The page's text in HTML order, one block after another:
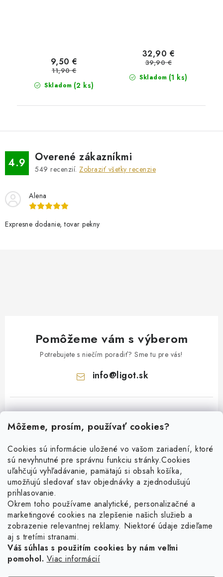
Môžeme, prosím, používať cookies?
Cookies sú informácie uložené vo vašom zariadení, ktoré
sú nevyhnutné pre správnu funkciu stránky.Cookies
uľahčujú vyhľadávanie, pamätajú si obsah košíka,
umožňujú sledovať stav objednávky a zjednodušujú
prihlasovanie.
Okrem toho používame analytické, personalizačné a
marketingové cookies na zlepšenie našich služieb a
zobrazenie relevantnej reklamy. Niektoré údaje zdieľame
aj s tretími stranami.
Váš súhlas s použitím cookies by nám veľmi
pomohol. Viac informácií
Skladom (2 ks)
9,50 €
11,90 €
Skladom (1 ks)
32,90 €
39,90 €
4.9 Overené zákazníkmi
549 recenzií. Zobraziť všetky recenzie
Alena
Expresne dodanie, tovar pekny
Pomôžeme vám s výberom
Potrebujete s niečím poradiť? Sme tu pre vás!
info@ligot.sk
Facebook
Obľúbené šperky
Náušnice
Informácie pre vás